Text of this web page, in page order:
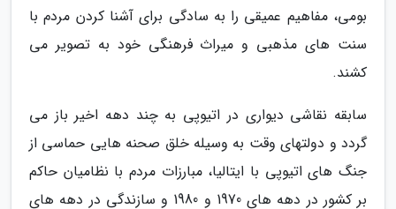
بومی، مفاهیم عمیقی را به سادگی برای آشنا کردن مردم با
سنت های مذهبی و میراث فرهنگی خود به تصویر می
کشند.
سابقه نقاشی دیواری در اتیوپی به چند دهه اخیر باز می
گردد و دولتهای وقت به وسیله خلق صحنه هایی حماسی از
جنگ های اتیوپی با ایتالیا، مبارزات مردم با نظامیان حاکم
بر کشور در دهه های 1970 و 1980 و سازندگی در دهه های